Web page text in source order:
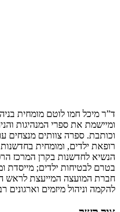
ד”ר מיכל חמו לוטם מומחית
ומיישמת את ספרי המנהיגות
וכותבת. ספרה צוותים מנצחים
רופאת ילדים, ומומחית
הנשיא לחדשנות בקרן המרכז
בטרם לבטיחות ילדים; מייסדת
חברת המועצה המייעצת לראש
להקמה וניהול מיזמים וארגונים